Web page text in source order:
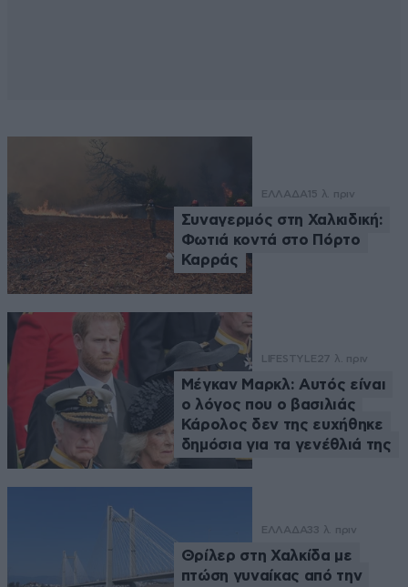
ΕΛΛΑΔΑ 15 λ. πριν
Συναγερμός στη Χαλκιδική:
Φωτιά κοντά στο Πόρτο
Καρράς
LIFESTYLE27 λ. πριν
Μέγκαν Μαρκλ: Αυτός είναι
ο λόγος που ο βασιλιάς
Κάρολος δεν της ευχήθηκε
δημόσια για τα γενέθλιά της
ΕΛΛΑΔΑ33 λ. πριν
Θρίλερ στη Χαλκίδα με
πτώση γυναίκας από την